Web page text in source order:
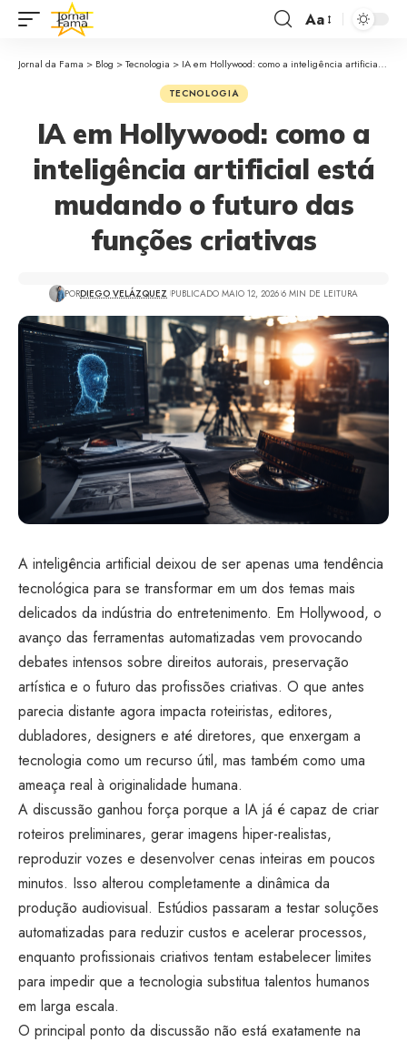
Aa
Jornal da Fama > Blog >Tecnologia > IA em Hollywood: como a inteligência artificial está mudando o futuro das funções criativas
TECNOLOGIA
IA em Hollywood: como a
inteligência artificial está
mudando o futuro das
funções criativas
PORDIEGO VELÁZQUEZ PUBLICADO MAIO 12, 2026 6 MIN DE LEITURA
A inteligência artificial deixou de ser apenas uma tendência
tecnológica para se transformar em um dos temas mais
delicados da indústria do entretenimento. Em Hollywood, o
avanço das ferramentas automatizadas vem provocando
debates intensos sobre direitos autorais, preservação
artística e o futuro das profissões criativas. O que antes
parecia distante agora impacta roteiristas, editores,
dubladores, designers e até diretores, que enxergam a
tecnologia como um recurso útil, mas também como uma
ameaça real à originalidade humana.
A discussão ganhou força porque a IA já é capaz de criar
roteiros preliminares, gerar imagens hiper-realistas,
reproduzir vozes e desenvolver cenas inteiras em poucos
minutos. Isso alterou completamente a dinâmica da
produção audiovisual. Estúdios passaram a testar soluções
automatizadas para reduzir custos e acelerar processos,
enquanto profissionais criativos tentam estabelecer limites
para impedir que a tecnologia substitua talentos humanos
em larga escala.
O principal ponto da discussão não está exatamente na